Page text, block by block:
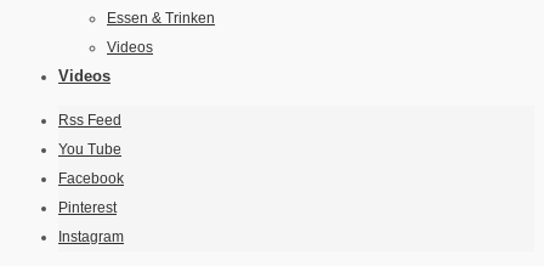
Essen & Trinken
Videos
Videos
Rss Feed
You Tube
Facebook
Pinterest
Instagram